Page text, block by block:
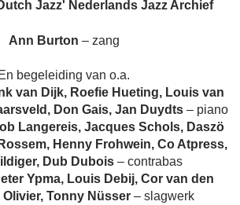
Jazz' Nederlands Jazz Archief
Ann Burton – zang
En begeleiding van o.a.
van Dijk, Roefie Hueting, Louis van
Don Gais, Jan Duydts– piano
Langereis, Jacques Schols, Daszö
Henny Frohwein, Co Atpress,
Dub Dubois – contrabas
Ypma, Louis Debij, Cor van den
Olivier, Tonny Nüsser – slagwerk